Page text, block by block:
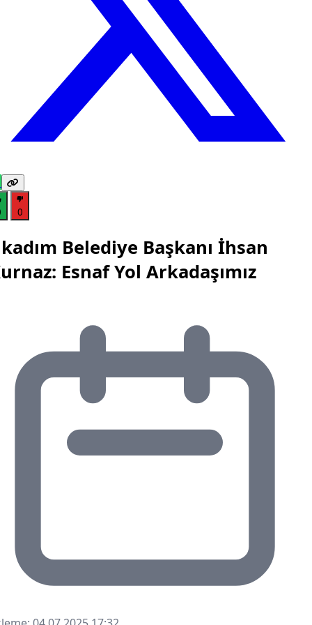
0
Belediye Başkanı İhsan
Esnaf Yol Arkadaşımız